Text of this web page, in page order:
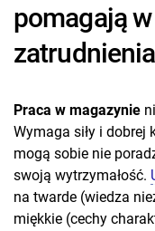
pomagają
Praca w magazynie
Wymaga siły i dobrej
mogą sobie nie
swoją wytrzymałość.
na twarde (wiedza
miękkie (cechy